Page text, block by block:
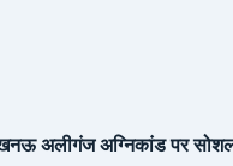
अलीगंज अग्निकांड पर